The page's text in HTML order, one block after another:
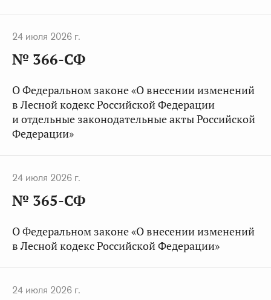
24 июля 2026 г.
№ 366-СФ
О Федеральном законе «О внесении изменений
в Лесной кодекс Российской Федерации
и отдельные законодательные акты Российской
Федерации»
24 июля 2026 г.
№ 365-СФ
О Федеральном законе «О внесении изменений
в Лесной кодекс Российской Федерации»
24 июля 2026 г.